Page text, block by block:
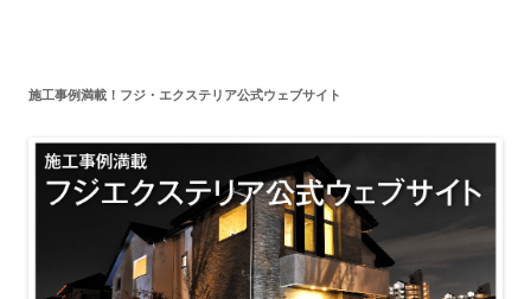
施工事例満載！フジ・エクステリア公式ウェブサイト